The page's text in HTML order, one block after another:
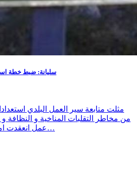
سليانة: ضبط خطة
مثلت متابعة سير العمل البلدي
من مخاطر التقلبات المناخية و النظافة و
عمل انعقدت امس بولاية سليانة باشراف…